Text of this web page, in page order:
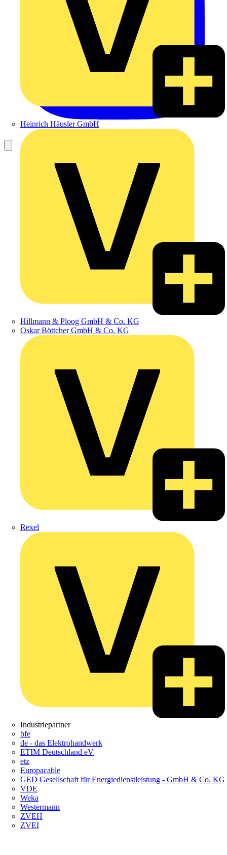
Heinrich Häusler GmbH
Hillmann & Ploog GmbH & Co. KG
Oskar Böttcher GmbH & Co. KG
Rexel
Industriepartner
bfe
de - das Elektrohandwerk
ETIM Deutschland eV
etz
Europacable
GED Gesellschaft für Energiedienstleistung - GmbH & Co. KG
VDE
Weka
Westermann
ZVEH
ZVEI